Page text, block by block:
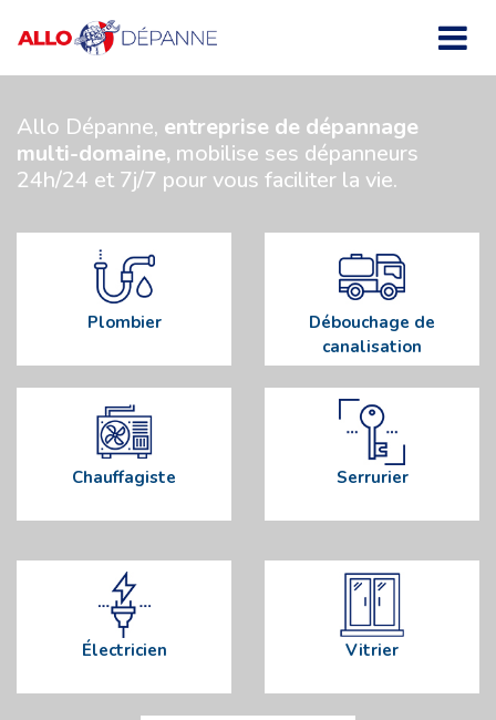
Allo Dépanne, entreprise de dépannage
multi-domaine, mobilise ses dépanneurs
24h/24 et 7j/7 pour vous faciliter la vie.
Plombier
Débouchage de
canalisation
Chauffagiste Serrurier
Électricien Vitrier